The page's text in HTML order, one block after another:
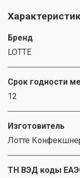
Бренд
LOTTE
Срок годности
12
Изготовитель
Лотте
ТН ВЭД коды